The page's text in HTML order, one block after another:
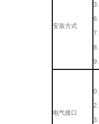
安装方式
电气接口